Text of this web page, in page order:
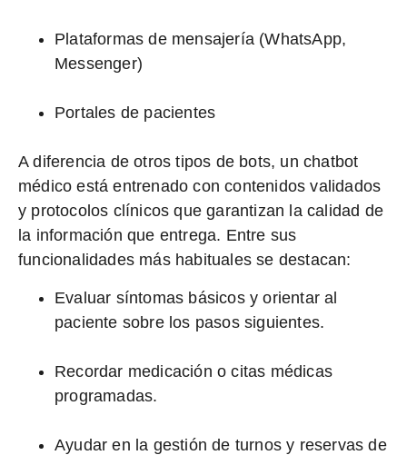
Plataformas de mensajería (WhatsApp,
Messenger)
Portales de pacientes
A diferencia de otros tipos de bots, un chatbot
médico está entrenado con contenidos validados
y protocolos clínicos que garantizan la calidad de
la información que entrega. Entre sus
funcionalidades más habituales se destacan:
Evaluar síntomas básicos y orientar al
paciente sobre los pasos siguientes.
Recordar medicación o citas médicas
programadas.
Ayudar en la gestión de turnos y reservas de